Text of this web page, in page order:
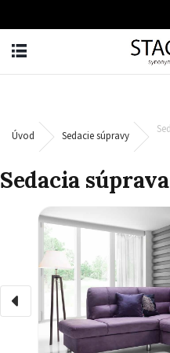
Úvod Sedacie súpravy
Sedacia